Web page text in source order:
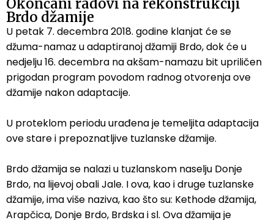
Okončani radovi na rekonstrukciji
Brdo džamije
U petak 7. decembra 2018. godine klanjat će se
džuma-namaz u adaptiranoj džamiji Brdo, dok će u
nedjelju 16. decembra na akšam-namazu bit upriličen
prigodan program povodom radnog otvorenja ove
džamije nakon adaptacije.
U proteklom periodu urađena je temeljita adaptacija
ove stare i prepoznatljive tuzlanske džamije.
Brdo džamija se nalazi u tuzlanskom naselju Donje
Brdo, na lijevoj obali Jale. I ova, kao i druge tuzlanske
džamije, ima više naziva, kao što su: Kethode džamija,
Arapčica, Donje Brdo, Brdska i sl. Ova džamija je